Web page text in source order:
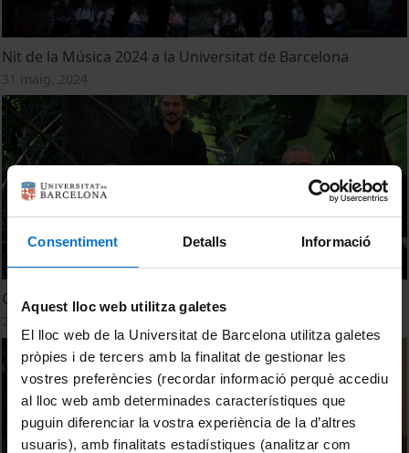
Consentiment Detalls Informació
Aquest lloc web utilitza galetes
El lloc web de la Universitat de Barcelona utilitza galetes
pròpies i de tercers amb la finalitat de gestionar les
vostres preferències (recordar informació perquè accediu
al lloc web amb determinades característiques que
puguin diferenciar la vostra experiència de la d’altres
usuaris), amb finalitats estadístiques (analitzar com
Nit de la Música 2024 a la Universitat de Barcelona
31 maig, 2024
Concert de Sarabat